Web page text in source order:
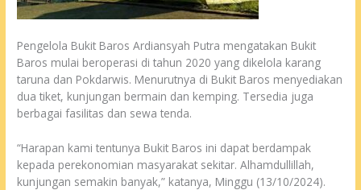
Pengelola Bukit Baros Ardiansyah Putra mengatakan Bukit
Baros mulai beroperasi di tahun 2020 yang dikelola karang
taruna dan Pokdarwis. Menurutnya di Bukit Baros menyediakan
dua tiket, kunjungan bermain dan kemping. Tersedia juga
berbagai fasilitas dan sewa tenda.
“Harapan kami tentunya Bukit Baros ini dapat berdampak
kepada perekonomian masyarakat sekitar. Alhamdullillah,
kunjungan semakin banyak,” katanya, Minggu (13/10/2024).